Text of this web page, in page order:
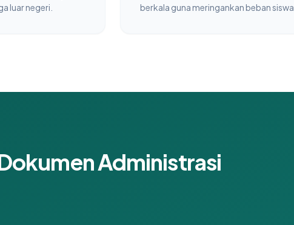
luar negeri.
berkala guna meringankan beban siswa.
Administrasi